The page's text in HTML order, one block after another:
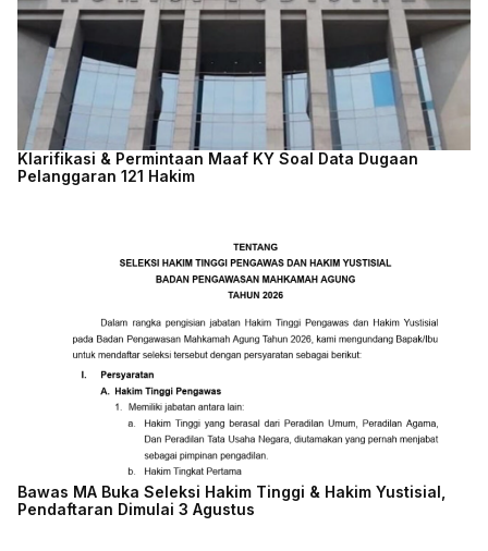
Klarifikasi & Permintaan Maaf KY Soal Data Dugaan
Pelanggaran 121 Hakim
Bawas MA Buka Seleksi Hakim Tinggi & Hakim Yustisial,
Pendaftaran Dimulai 3 Agustus